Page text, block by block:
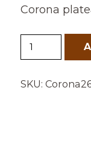
Corona
Corona26
cantidad
SKU: